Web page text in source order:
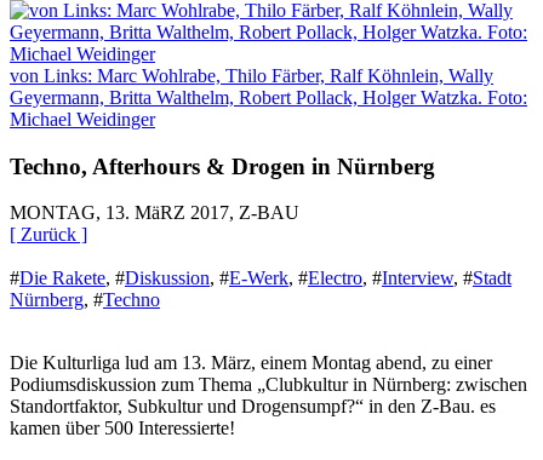
von Links: Marc Wohlrabe, Thilo Färber, Ralf Köhnlein, Wally
Geyermann, Britta Walthelm, Robert Pollack, Holger Watzka. Foto:
Michael Weidinger
Techno, Afterhours & Drogen in Nürnberg
MONTAG, 13. MäRZ 2017, Z-BAU
[ Zurück ]
#Die Rakete, #Diskussion, #E-Werk, #Electro, #Interview, #Stadt
Nürnberg, #Techno
Die Kulturliga lud am 13. März, einem Montag abend, zu einer
Podiumsdiskussion zum Thema „Clubkultur in Nürnberg: zwischen
Standortfaktor, Subkultur und Drogensumpf?“ in den Z-Bau. es
kamen über 500 Interessierte!